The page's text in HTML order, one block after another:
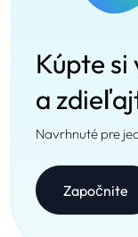
Kúpte
a
Navrhnuté pre
Započnite